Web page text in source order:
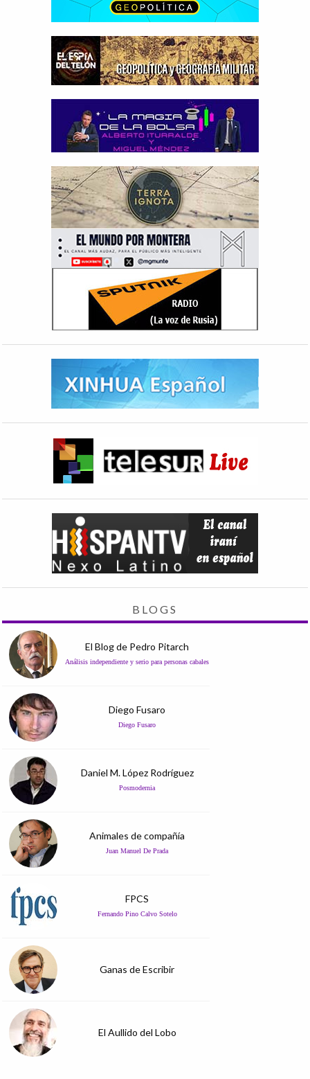
BLOGS
El Blog de Pedro Pitarch
Análisis independiente y serio para personas cabales
Diego Fusaro
Diego Fusaro
Daniel M. López Rodríguez
Posmodernia
Animales de compañía
Juan Manuel De Prada
FPCS
Fernando Pino Calvo Sotelo
Ganas de Escribir
El Aullido del Lobo